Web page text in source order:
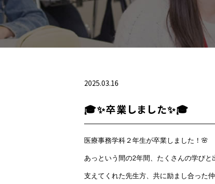
2025.03.16
🎓✨卒業しました✨🎓
医療事務学科２年生が卒業しました！🌸
あっという間の2年間、たくさんの学び
支えてくれた先生方、共に励まし合った